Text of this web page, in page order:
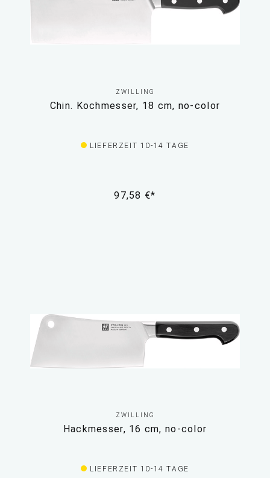
ZWILLING
Chin. Kochmesser, 18 cm, no-color
LIEFERZEIT 10-14 TAGE
97,58 €*
ZWILLING
Hackmesser, 16 cm, no-color
LIEFERZEIT 10-14 TAGE